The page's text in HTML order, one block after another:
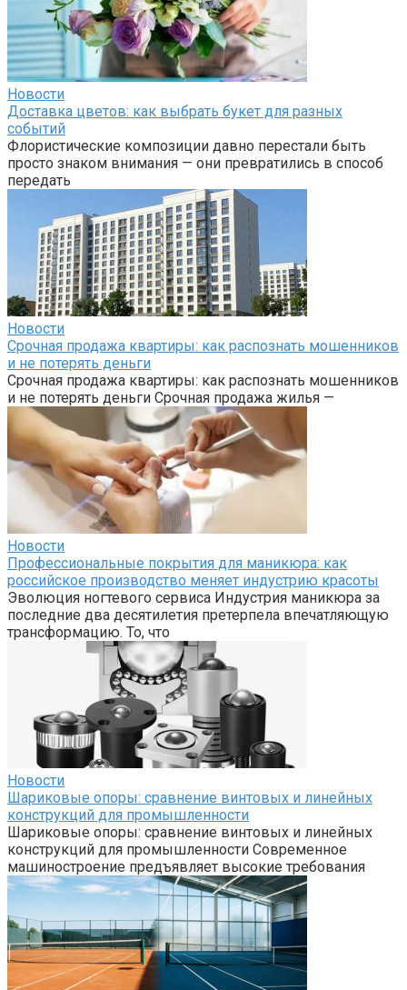
Новости
Доставка цветов: как выбрать букет для разных
событий
Флористические композиции давно перестали быть
просто знаком внимания — они превратились в способ
передать
Новости
Срочная продажа квартиры: как распознать мошенников
и не потерять деньги
Срочная продажа квартиры: как распознать мошенников
и не потерять деньги Срочная продажа жилья —
Новости
Профессиональные покрытия для маникюра: как
российское производство меняет индустрию красоты
Эволюция ногтевого сервиса Индустрия маникюра за
последние два десятилетия претерпела впечатляющую
трансформацию. То, что
Новости
Шариковые опоры: сравнение винтовых и линейных
конструкций для промышленности
Шариковые опоры: сравнение винтовых и линейных
конструкций для промышленности Современное
машиностроение предъявляет высокие требования